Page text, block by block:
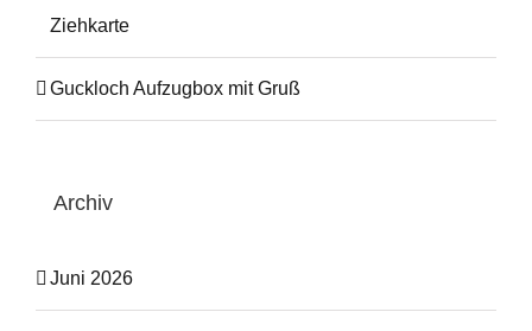
Ziehkarte
Guckloch Aufzugbox mit Gruß
Archiv
Juni 2026